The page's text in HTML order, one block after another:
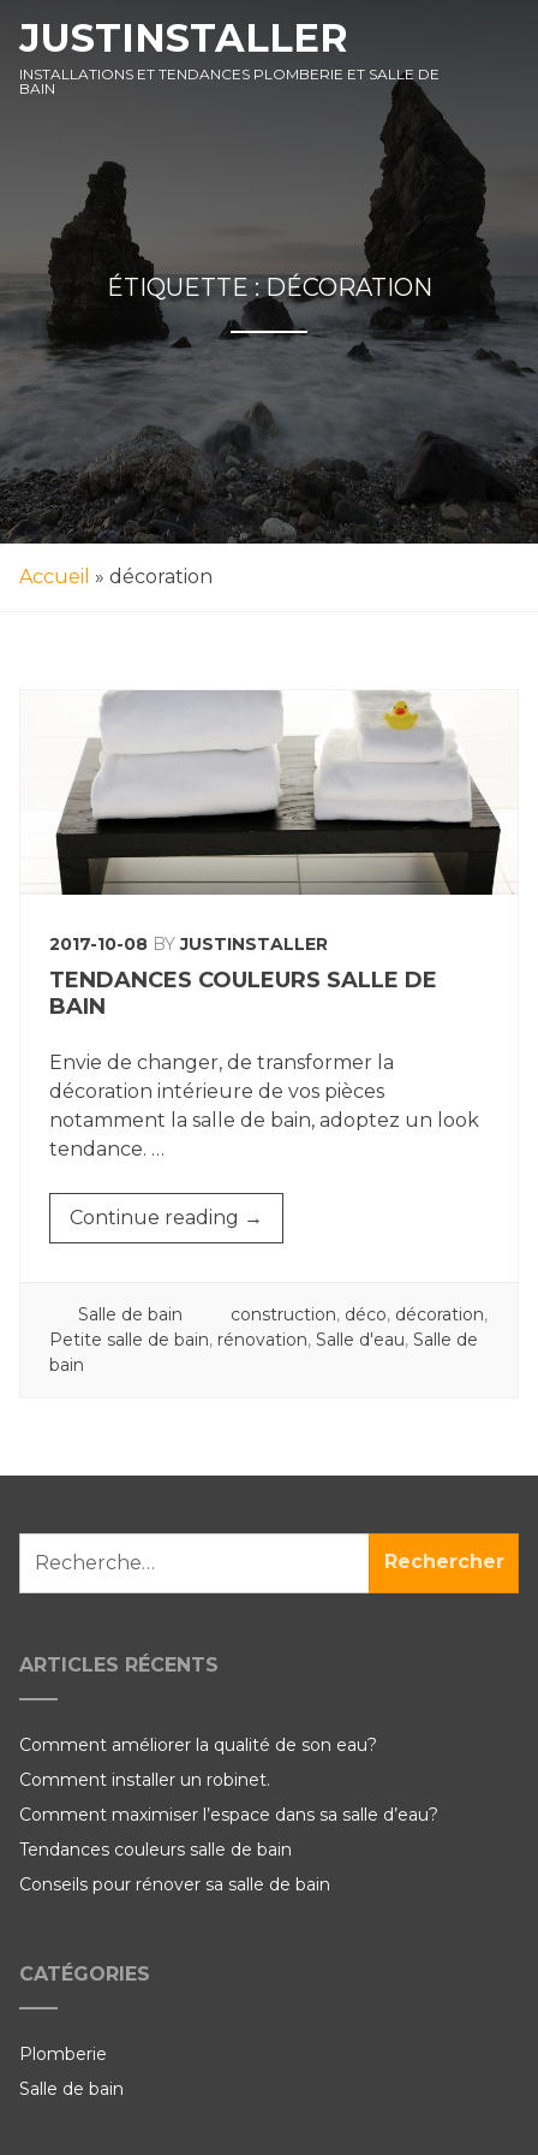
TO
CONTENT
TO
FOOTER
JUSTINSTALLER
INSTALLATIONS ET TENDANCES PLOMBERIE ET SALLE DE
BAIN
ÉTIQUETTE :DÉCORATION
Accueil » décoration
2017-10-08 BYJUSTINSTALLER
TENDANCES COULEURS SALLE DE
BAIN
Envie de changer, de transformer la
décoration intérieure de vos pièces
notamment la salle de bain, adoptez un look
tendance. …
Continue reading « TENDANCES
COULEURS
BAIN »
→
POSTED
IN
Salle de bain TAGGED
construction, déco, décoration,
Petite salle de bain, rénovation, Salle d'eau, Salle de
bain
ARTICLES RÉCENTS
Comment améliorer la qualité de son eau?
Comment installer un robinet.
Comment maximiser l’espace dans sa salle d’eau?
Tendances couleurs salle de bain
Conseils pour rénover sa salle de bain
CATÉGORIES
Plomberie
Salle de bain